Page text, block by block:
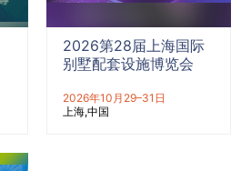
2026第28届上海国际
别墅配套设施博览会
2026年10月29–31日
上海 中国